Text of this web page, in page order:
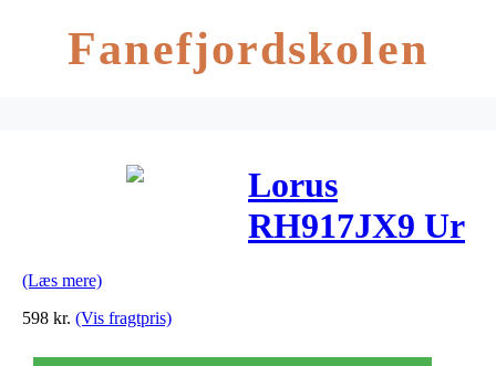
Fanefjordskolen
Lorus
RH917JX9 Ur
(Læs mere)
598 kr. (Vis fragtpris)